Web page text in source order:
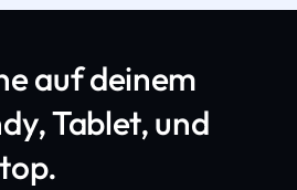
auf deinem
Tablet, und